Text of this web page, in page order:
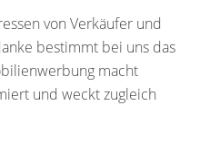
von Verkäufer und
bestimmt bei uns das
macht
und weckt zugleich